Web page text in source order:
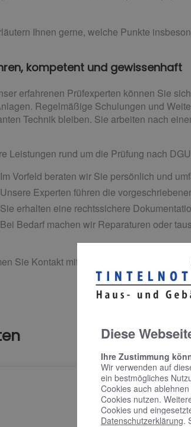
Ihnen gerne, welche Punkte
kompetent und gewissenhaft
erfahrenen Prüfexperten können Sie
Regelmäßige Schulungen und
Technik bleiben. Sie arbeiten nach
Leistungen rund um die Prüfung nach
Im Vorfeld beraten wir Sie persönlich und
Unsere Experten führen die
Sie erhalten eine rechtssichere
Bei Bedarf machen wir Reparaturen oder
Sie Kontakt mit uns auf und profitieren
Diese
Ihre Zustimmung
Wir verwenden auf
ein bestmögliches
Cookies auch
Cookies nutzen.
Cookies und
Datenschutzerklärung.